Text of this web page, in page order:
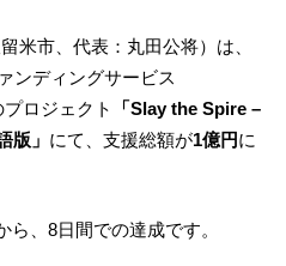
米市、代表：丸田公将）は、
ンディングサービス
ロジェクト
「Slay the Spire –
版」 にて、支援総額が1億円に
、8日間での達成です。